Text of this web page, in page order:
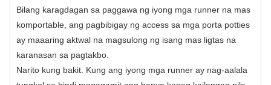
Bilang karagdagan sa paggawa ng iyong mga runner na mas
komportable, ang pagbibigay ng access sa mga porta potties
ay maaaring aktwal na magsulong ng isang mas ligtas na
karanasan sa pagtakbo.
Narito kung bakit. Kung ang iyong mga runner ay nag-aalala